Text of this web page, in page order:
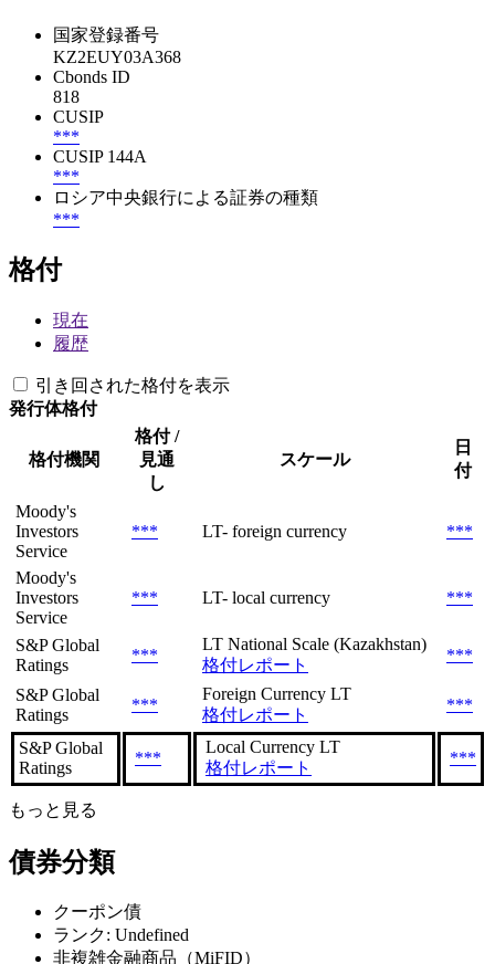
国家登録番号
KZ2EUY03A368
Cbonds ID
818
CUSIP
***
CUSIP 144A
***
ロシア中央銀行による証券の種類
***
格付
現在
履歴
引き回された格付を表示
発行体格付
格付機関
格付 /
見通
し
スケール
日
付
Moody's
Investors
Service
*** LT- foreign currency ***
Moody's
Investors
Service
*** LT- local currency ***
S&P Global
Ratings
***
LT National Scale (Kazakhstan)
格付レポート
***
S&P Global
Ratings
***
Foreign Currency LT
格付レポート
***
S&P Global
Ratings
***
Local Currency LT
格付レポート
***
もっと見る
債券分類
クーポン債
ランク: Undefined
非複雑金融商品（MiFID）